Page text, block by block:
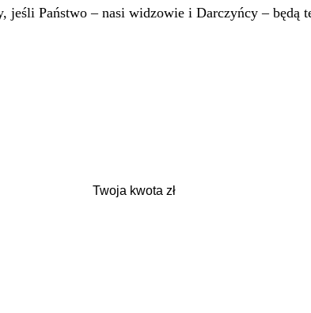
Państwo – nasi widzowie i Darczyńcy – będą